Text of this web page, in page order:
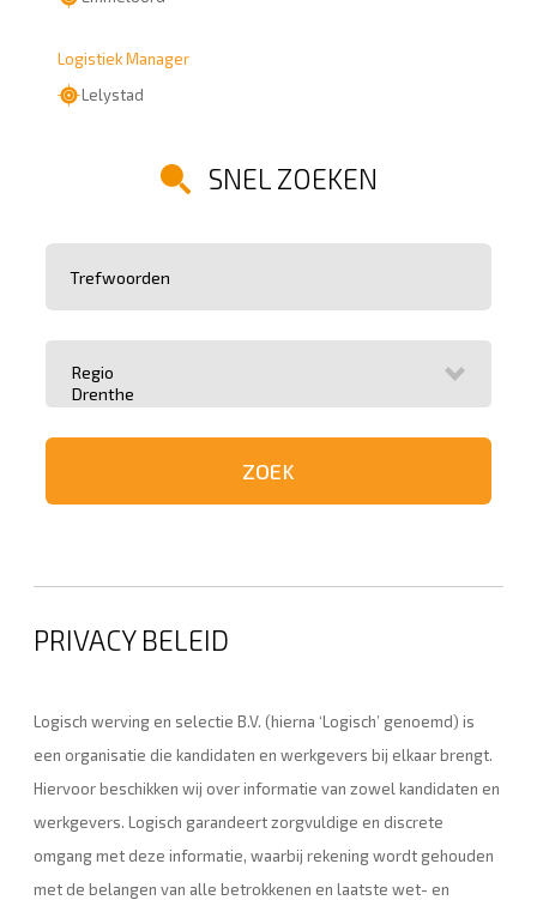
Logistiek Manager
Lelystad
SNEL ZOEKEN
PRIVACY BELEID
Logisch werving en selectie B.V. (hierna ‘Logisch’ genoemd) is
een organisatie die kandidaten en werkgevers bij elkaar brengt.
Hiervoor beschikken wij over informatie van zowel kandidaten en
werkgevers. Logisch garandeert zorgvuldige en discrete
omgang met deze informatie, waarbij rekening wordt gehouden
met de belangen van alle betrokkenen en laatste wet- en